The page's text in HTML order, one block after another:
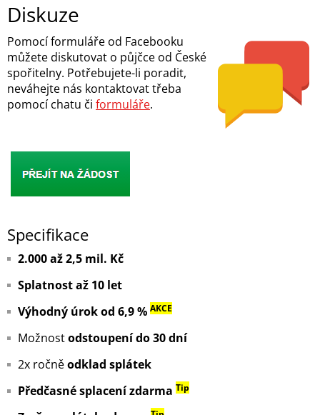
Diskuze
Pomocí formuláře od Facebooku
můžete diskutovat o půjčce od České
spořitelny. Potřebujete-li poradit,
neváhejte nás kontaktovat třeba
pomocí chatu či formuláře.
Specifikace
2.000 až 2,5 mil. Kč
Splatnost až 10 let
Výhodný úrok od 6,9 % AKCE
Možnostodstoupení do 30 dní
2x ročněodklad splátek
Předčasné splacení zdarma Tip